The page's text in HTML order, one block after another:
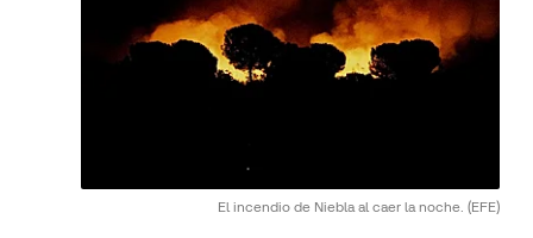
El incendio de Niebla al caer la noche. (EFE)